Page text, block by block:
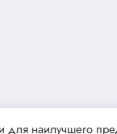
наилучшего